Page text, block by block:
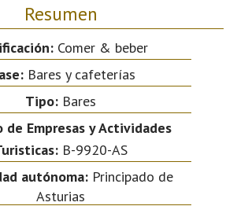
Resumen
Comer & beber
Bares y cafeterías
Tipo: Bares
de Empresas y Actividades
B-9920-AS
autónoma:Principado de
Asturias